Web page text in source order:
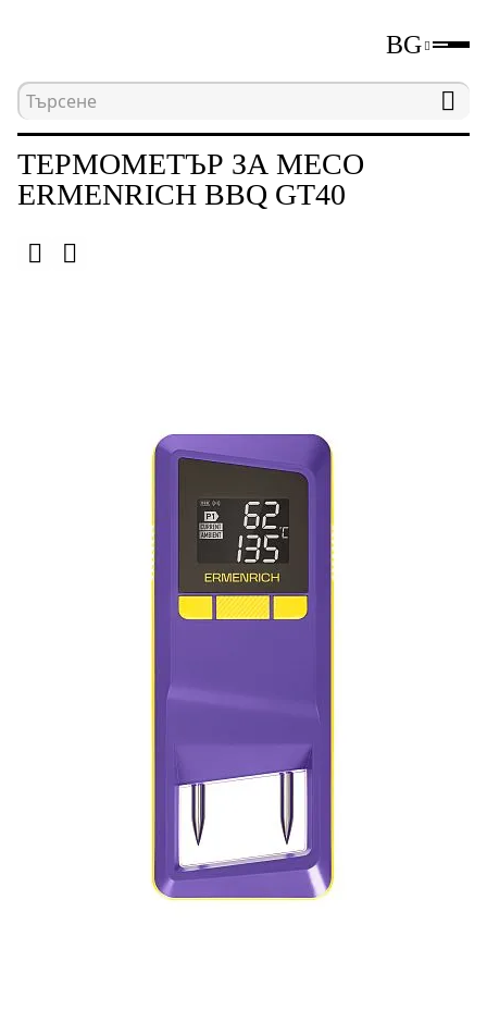
BG
Начална страница Термометри за
ТЕРМОМЕТЪР ЗА МЕСО
ERMENRICH BBQ GT40